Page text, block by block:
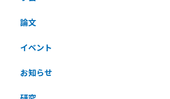
論文
イベント
お知らせ